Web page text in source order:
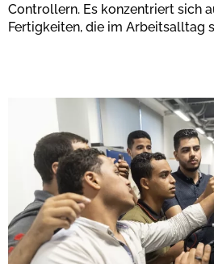
Controllern. Es konzentriert sich
Fertigkeiten, die im Arbeitsalltag